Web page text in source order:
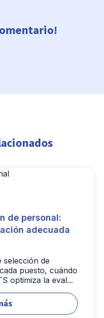
de personal:
adecuada
selección de
puesto, cuándo
optimiza la eval...